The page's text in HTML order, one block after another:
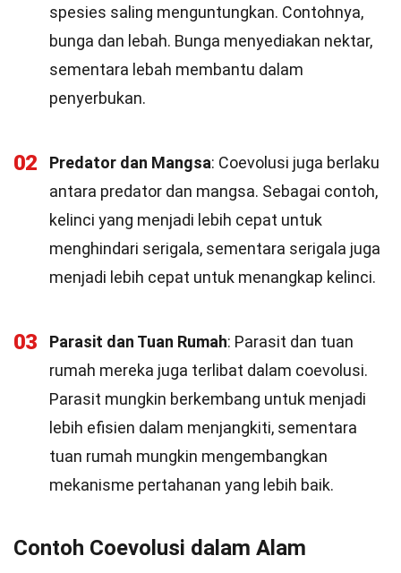
spesies saling menguntungkan. Contohnya,
bunga dan lebah. Bunga menyediakan nektar,
sementara lebah membantu dalam
penyerbukan.
02 Predator dan Mangsa: Coevolusi juga berlaku
antara predator dan mangsa. Sebagai contoh,
kelinci yang menjadi lebih cepat untuk
menghindari serigala, sementara serigala juga
menjadi lebih cepat untuk menangkap kelinci.
03 Parasit dan Tuan Rumah: Parasit dan tuan
rumah mereka juga terlibat dalam coevolusi.
Parasit mungkin berkembang untuk menjadi
lebih efisien dalam menjangkiti, sementara
tuan rumah mungkin mengembangkan
mekanisme pertahanan yang lebih baik.
Contoh Coevolusi dalam Alam